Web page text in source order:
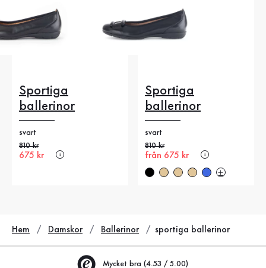
Sportiga
ballerinor
svart
Gammalt pris
810 kr
Nytt pris
675 kr
Sportiga
ballerinor
svart
Gammalt pris
810 kr
Nytt pris
från 675 kr
Hem Damskor Ballerinor sportiga ballerinor
Mycket bra (4.53 / 5.00)